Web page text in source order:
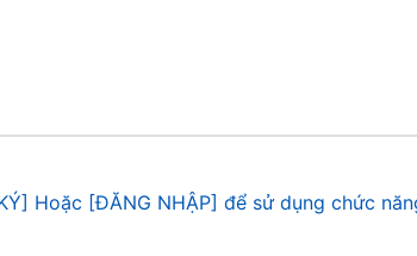
Hoặc [ĐĂNG NHẬP] để sử dụng chức